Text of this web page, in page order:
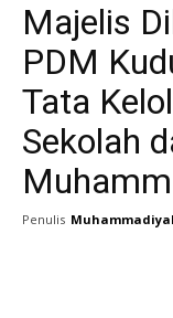
Majelis
PDM
Tata
Sekolah
Penulis